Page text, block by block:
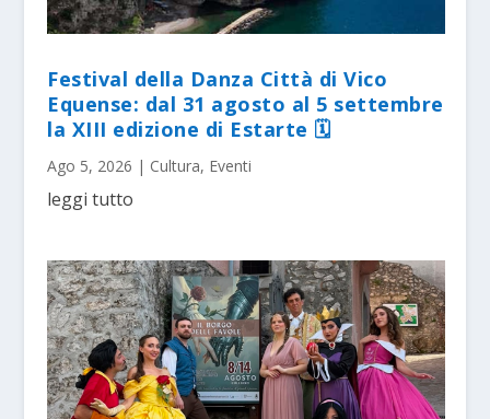
Festival della Danza Città di Vico
Equense: dal 31 agosto al 5 settembre
la XIII edizione di Estarte 🗓
Ago 5, 2026 | Cultura, Eventi
leggi tutto